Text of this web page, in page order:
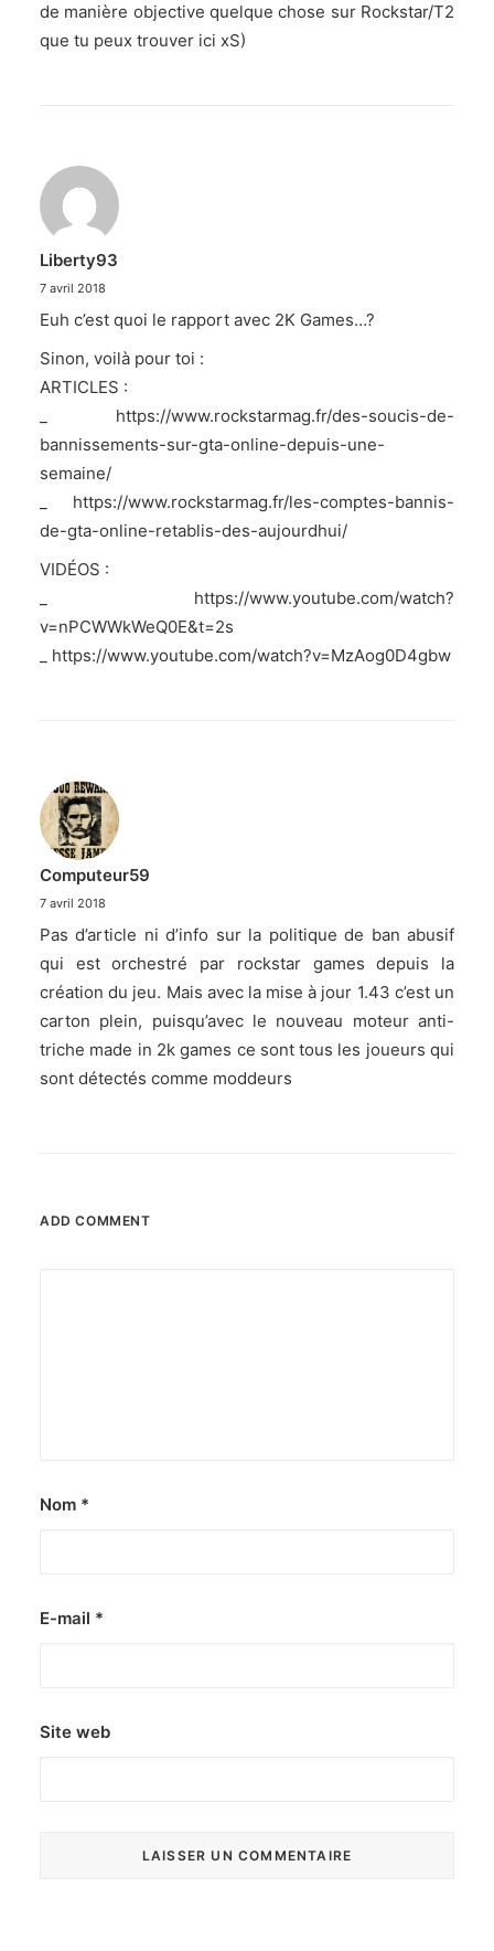
de manière objective quelque chose sur Rockstar/T2
que tu peux trouver ici xS)
Liberty93
7 avril 2018
Euh c’est quoi le rapport avec 2K Games…?
Sinon, voilà pour toi :
ARTICLES :
https://www.rockstarmag.fr/des-soucis-de-
bannissements-sur-gta-online-depuis-une-
semaine/
https://www.rockstarmag.fr/les-comptes-bannis-
de-gta-online-retablis-des-aujourdhui/
VIDÉOS :
https://www.youtube.com/watch?
v=nPCWWkWeQ0E&t=2s
https://www.youtube.com/watch?v=MzAog0D4gbw
Computeur59
7 avril 2018
Pas d’article ni d’info sur la politique de ban abusif
qui est orchestré par rockstar games depuis la
création du jeu. Mais avec la mise à jour 1.43 c’est un
carton plein, puisqu’avec le nouveau moteur anti-
triche made in 2k games ce sont tous les joueurs qui
sont détectés comme moddeurs
ADD COMMENT
Nom *
E-mail *
Site web